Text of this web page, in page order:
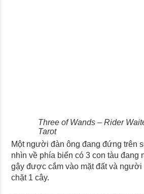
Three of Wands – Rider
Tarot
Một người đàn ông đang đứng trên
nhìn về phía biển có 3 con tàu đang
gậy được cắm vào mặt đất và người
chặt 1 cây.